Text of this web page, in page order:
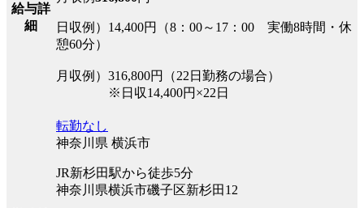
給与詳
細
日収例）14,400円（8：00～17：00 実働8時間・休
憩60分）
月収例）316,800円（22日勤務の場合）
※日収14,400円×22日
転勤なし
神奈川県 横浜市
JR新杉田駅から徒歩5分
神奈川県横浜市磯子区新杉田12